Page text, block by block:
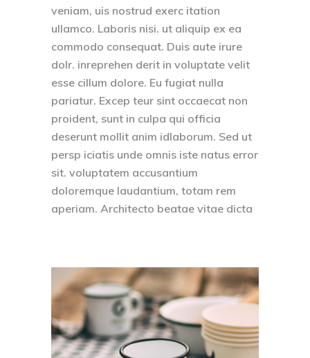
veniam, uis nostrud exerc itation
ullamco. Laboris nisi. ut aliquip ex ea
commodo consequat. Duis aute irure
dolr. inreprehen derit in voluptate velit
esse cillum dolore. Eu fugiat nulla
pariatur. Excep teur sint occaecat non
proident, sunt in culpa qui officia
deserunt mollit anim idlaborum. Sed ut
persp iciatis unde omnis iste natus error
sit. voluptatem accusantium
doloremque laudantium, totam rem
aperiam. Architecto beatae vitae dicta